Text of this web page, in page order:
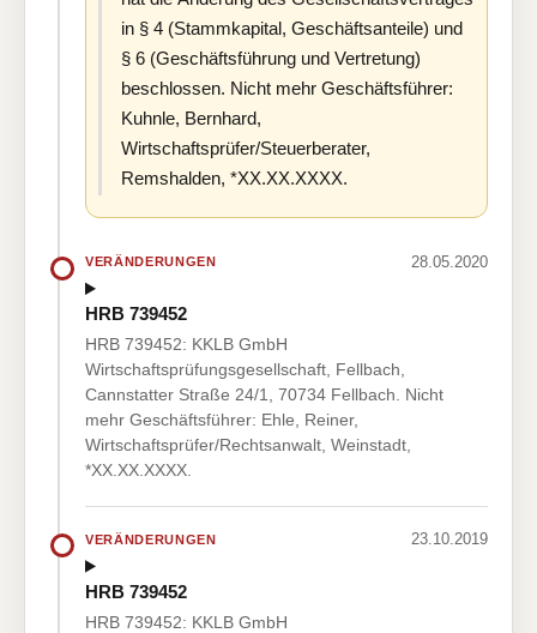
in § 4 (Stammkapital, Geschäftsanteile) und
§ 6 (Geschäftsführung und Vertretung)
beschlossen. Nicht mehr Geschäftsführer:
Kuhnle, Bernhard,
Wirtschaftsprüfer/Steuerberater,
Remshalden, *XX.XX.XXXX.
VERÄNDERUNGEN 28.05.2020
HRB 739452
HRB 739452: KKLB GmbH
Wirtschaftsprüfungsgesellschaft, Fellbach,
Cannstatter Straße 24/1, 70734 Fellbach. Nicht
mehr Geschäftsführer: Ehle, Reiner,
Wirtschaftsprüfer/Rechtsanwalt, Weinstadt,
*XX.XX.XXXX.
VERÄNDERUNGEN 23.10.2019
HRB 739452
HRB 739452: KKLB GmbH